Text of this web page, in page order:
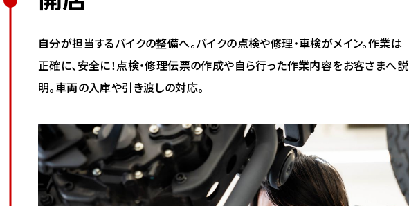
自分が担当するバイクの整備へ。バイクの点検や修理・車検がメイン。作業は
正確に、安全に！点検・修理伝票の作成や自ら行った作業内容をお客さまへ説
明。車両の入庫や引き渡しの対応。